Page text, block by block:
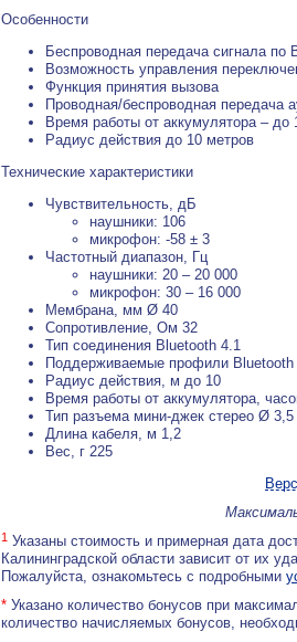
Особенности
Беспроводная передача сигнала по
Возможность управления
Функция принятия вызова
Проводная/беспроводная передача
Время работы от аккумулятора – до
Радиус действия до 10 метров
Технические характеристики
Чувствительность, дБ
наушники: 106
микрофон: -58 ± 3
Частотный диапазон, Гц
наушники: 20 – 20 000
микрофон: 30 – 16 000
Мембрана, мм Ø 40
Сопротивление, Ом 32
Тип соединения Bluetooth 4.1
Поддерживаемые профили Bluetooth
Радиус действия, м до 10
Время работы от аккумулятора,
Тип разъема мини-джек стерео Ø
Длина кабеля, м 1,2
Вес, г 225
1 Указаны стоимость и примерная дата
Калининградской области зависит от их
Пожалуйста, ознакомьтесь с подробными
* Указано количество бонусов при
количество начисляемых бонусов,